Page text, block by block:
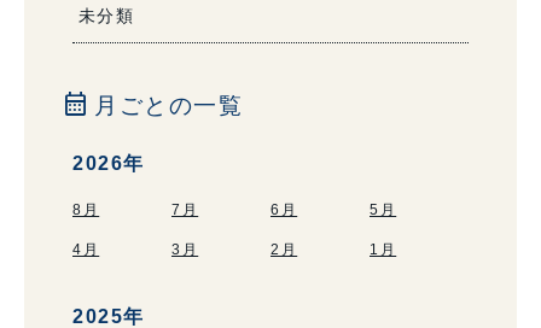
未分類
calendar_month 月ごとの一覧
2026年
8月 7月 6月 5月
4月 3月 2月 1月
2025年